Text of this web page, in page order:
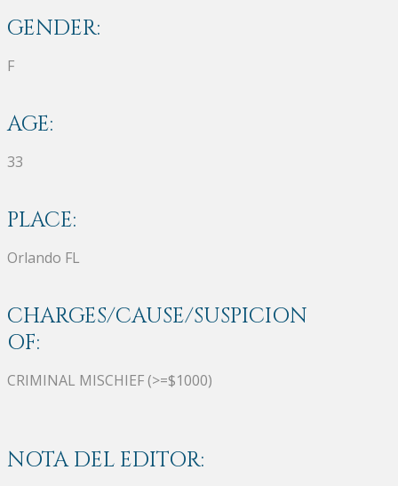
GENDER:
F
AGE:
33
PLACE:
Orlando FL
CHARGES/CAUSE/SUSPICION
OF:
CRIMINAL MISCHIEF (>=$1000)
NOTA DEL EDITOR: